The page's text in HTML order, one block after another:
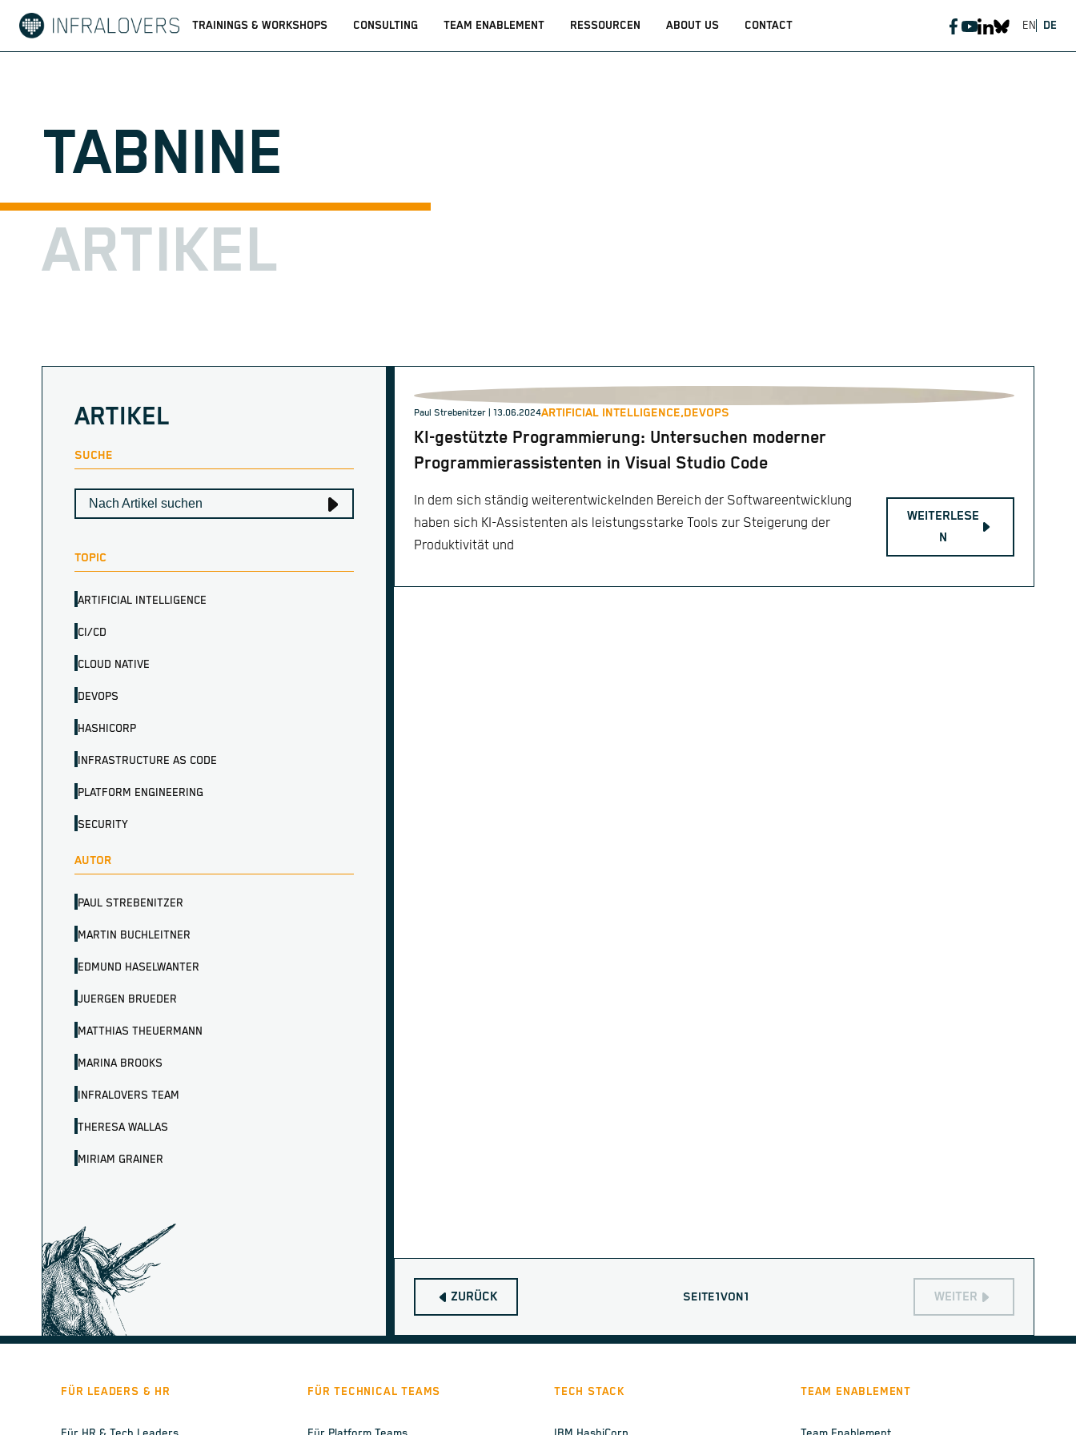
TRAININGS & WORKSHOPS CONSULTING TEAM ENABLEMENT RESSOURCEN ABOUT US CONTACT DE
EN
TABNINE
ARTIKEL
ARTIKEL
SUCHE
TOPIC
ARTIFICIAL INTELLIGENCE
CI/CD
CLOUD NATIVE
DEVOPS
HASHICORP
INFRASTRUCTURE AS CODE
PLATFORM ENGINEERING
SECURITY
AUTOR
PAUL STREBENITZER
MARTIN BUCHLEITNER
EDMUND HASELWANTER
JUERGEN BRUEDER
MATTHIAS THEUERMANN
MARINA BROOKS
INFRALOVERS TEAM
THERESA WALLAS
MIRIAM GRAINER
Paul Strebenitzer | 13.06.2024ARTIFICIAL INTELLIGENCE,DEVOPS
KI-gestützte Programmierung: Untersuchen moderner
Programmierassistenten in Visual Studio Code
In dem sich ständig weiterentwickelnden Bereich der Softwareentwicklung
haben sich KI-Assistenten als leistungsstarke Tools zur Steigerung der
Produktivität und
WEITERLESE
N
ZURÜCK SEITE1VON1 WEITER
FÜR LEADERS & HR FÜR TECHNICAL TEAMS TECH STACK TEAM ENABLEMENT